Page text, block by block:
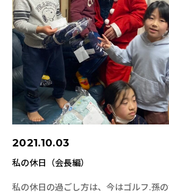
2021.10.03
私の休日（会長編）
私の休日の過ごし方は、今はゴルフ.孫